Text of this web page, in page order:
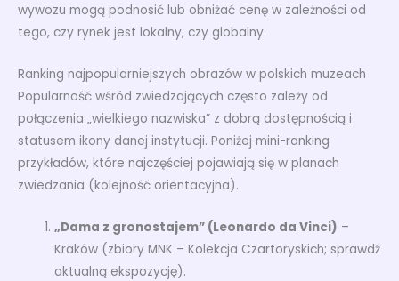
wywozu mogą podnosić lub obniżać cenę w zależności od
tego, czy rynek jest lokalny, czy globalny.
Ranking najpopularniejszych obrazów w polskich muzeach
Popularność wśród zwiedzających często zależy od
połączenia „wielkiego nazwiska” z dobrą dostępnością i
statusem ikony danej instytucji. Poniżej mini-ranking
przykładów, które najczęściej pojawiają się w planach
zwiedzania (kolejność orientacyjna).
„Dama z gronostajem” (Leonardo da Vinci) –
Kraków (zbiory MNK – Kolekcja Czartoryskich; sprawdź
aktualną ekspozycję).